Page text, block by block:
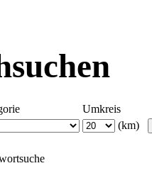
Umkreis
(km)